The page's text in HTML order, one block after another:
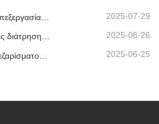
2025-07-29
Πώς να συντηρείτε μηχανές διάτρησης και φρεζαρίσματος CNC; 2025-06-26
2025-06-25